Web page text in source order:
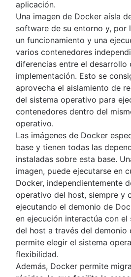
aplicación.
Una imagen de Docker aísla
software de su entorno y, por
un funcionamiento y una
varios contenedores
diferencias entre el desarrollo
implementación. Esto se
aprovecha el aislamiento de
del sistema operativo para
contenedores dentro del
operativo.
Las imágenes de Docker
base y tienen todas las
instaladas sobre esta base.
imagen, puede ejecutarse en
Docker, independientemente
operativo del host, siempre y
ejecutando el demonio de
en ejecución interactúa con el
del host a través del demonio
permite elegir el sistema
flexibilidad.
Además, Docker permite